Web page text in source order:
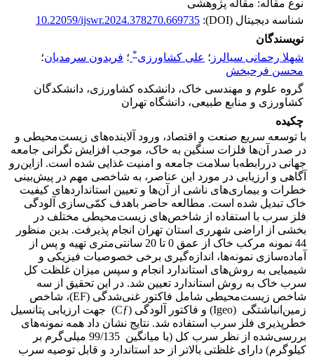
نوع مقاله: مقاله پژوهشی
شناسه دیجیتال (DOI):
10.22059/ijswr.2024.378270.669735
نویسندگان
شهلا رحمانی سیالرز ؛ علی کشاورزی* ؛ فریدون سرمدیان؛
محسن فرحبخش
گروه علوم و مهندسی خاک، دانشکده کشاورزی، دانشکدگان
کشاورزی و منابع طبیعی، دانشگاه تهران
چکیده
با توسعه سریع صنعت و اقتصاد، ورود آلاینده‌های زیست‌محیطی و
در صدر آن‌ها فلزات سنگین به خاک، موجب افزایش نگرانی جامعه
جهانی دررابطه‌با سلامت جامعه و امنیت غذایی شده است. ازاین‌رو
آگاهی و ارزیابی در مورد این عناصر، به شاخصی مهم در پیش‌بینی
خطرات و بیماری‌های ناشی از آن‌ها و تعیین استاندارد‌های کیفیت
خاک تبدیل شده است. مطالعه حاضر باهدف کمّی‌سازی آلودگی
فلز سرب با استفاده از شاخص‌های زیست‌محیطی مختلف در
بخشی از اراضی شهرری استان تهران انجام پذیرفت. بدین منظور
44 نمونه مرکب خاک از عمق 0 تا 20 سانتی‌متری تهیه و پس از
آماده‌سازی نمونه‌ها، اندازه‌گیری برخی خصوصیات فیزیکی و
شیمیایی به روش‌های استاندارد انجام و سپس میزان غلظت کل
سرب خاک به روش استاندارد تعیین شد. در این تحقیق از سه
شاخص زیست‌محیطی شامل فاکتور غنی‌شدگی (EF)، شاخص
زمین‌انباشتگی (Igeo) و فاکتور آلودگی (Cƒ) جهت ارزیابی پتانسیل
خطرپذیری فلز سرب استفاده شد. نتایج نشان داد همه نمونه‌های
بررسی‌شده از نظر سرب کل (با میانگین 99/135 میلی‌گرم بر
کیلوگرم) دارای غلظتی بالاتر از حد استاندارد و قابل توصیه سرب